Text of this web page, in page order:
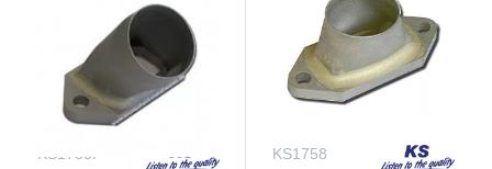
KS1755I KS1758